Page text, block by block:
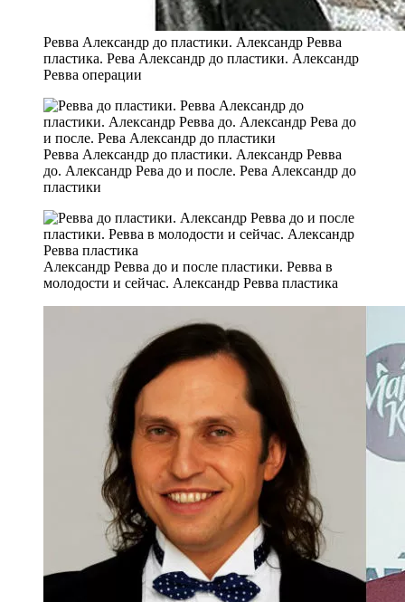
Ревва Александр до пластики. Александр Ревва
пластика. Рева Александр до пластики. Александр
Ревва операции
Ревва Александр до пластики. Александр Ревва
до. Александр Рева до и после. Рева Александр до
пластики
Александр Ревва до и после пластики. Ревва в
молодости и сейчас. Александр Ревва пластика